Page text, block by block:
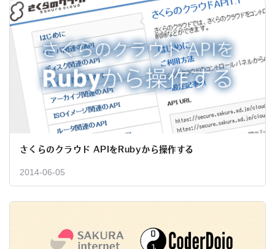
さくらのクラウド APIをRubyから操作する
2014-06-05